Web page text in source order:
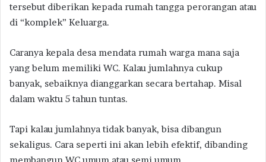
tersebut diberikan kepada rumah tangga perorangan atau
di “komplek” Keluarga.
Caranya kepala desa mendata rumah warga mana saja
yang belum memiliki WC. Kalau jumlahnya cukup
banyak, sebaiknya dianggarkan secara bertahap. Misal
dalam waktu 5 tahun tuntas.
Tapi kalau jumlahnya tidak banyak, bisa dibangun
sekaligus. Cara seperti ini akan lebih efektif, dibanding